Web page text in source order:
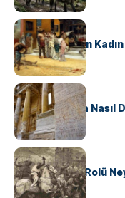
KÜLTÜR
Antik Roma’nın
KÜLTÜR
Antik Yunanca Nasıl
KÜLTÜR
Valdensler’in Rolü